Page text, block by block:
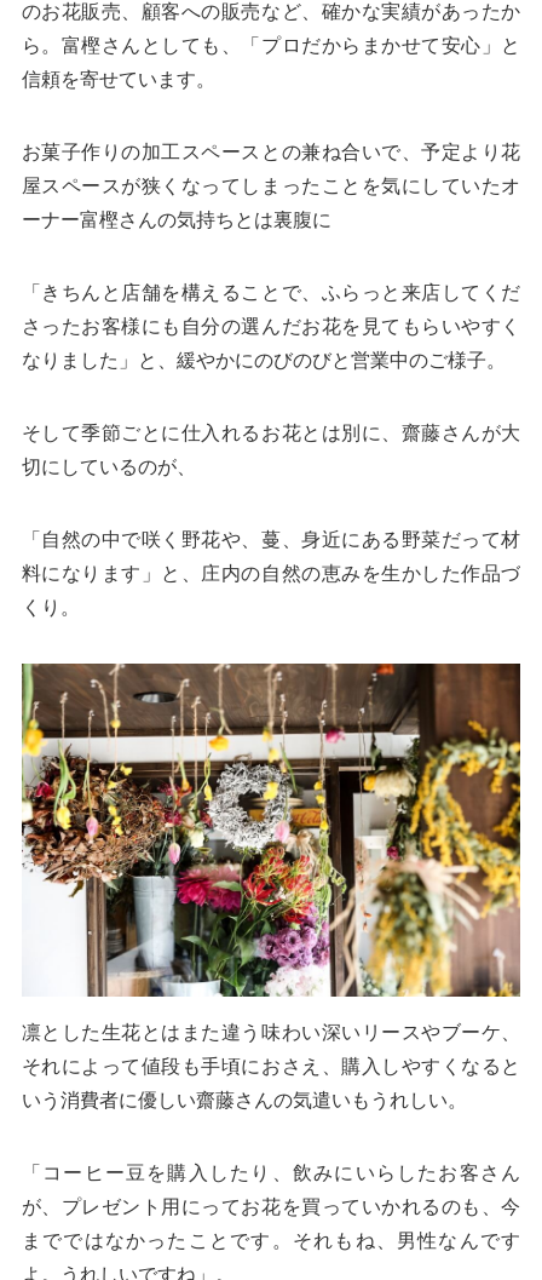
のお花販売、顧客への販売など、確かな実績があったか
ら。富樫さんとしても、「プロだからまかせて安心」と
信頼を寄せています。
お菓子作りの加工スペースとの兼ね合いで、予定より花
屋スペースが狭くなってしまったことを気にしていたオ
ーナー富樫さんの気持ちとは裏腹に
「きちんと店舗を構えることで、ふらっと来店してくだ
さったお客様にも自分の選んだお花を見てもらいやすく
なりました」と、緩やかにのびのびと営業中のご様子。
そして季節ごとに仕入れるお花とは別に、齋藤さんが大
切にしているのが、
「自然の中で咲く野花や、蔓、身近にある野菜だって材
料になります」と、庄内の自然の恵みを生かした作品づ
くり。
凛とした生花とはまた違う味わい深いリースやブーケ、
それによって値段も手頃におさえ、購入しやすくなると
いう消費者に優しい齋藤さんの気遣いもうれしい。
「コーヒー豆を購入したり、飲みにいらしたお客さん
が、プレゼント用にってお花を買っていかれるのも、今
までではなかったことです。それもね、男性なんです
よ。うれしいですね」。